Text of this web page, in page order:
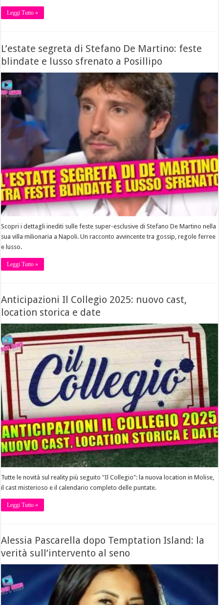
Leggi Tutto »
L’estate segreta di Stefano De Martino: feste
blindate e lusso sfrenato a Posillipo
Scopri i dettagli inediti sulle feste super-esclusive di Stefano De Martino nella
sua villa milionaria a Napoli. Un racconto avvincente tra gossip, regole ferree
e lusso.
Leggi Tutto »
Anticipazioni Il Collegio 2025: nuovo cast,
location storica e date
Tutte le novità sul reality più seguito "Il Collegio": la nuova location in Molise,
il cast misterioso e il calendario completo delle puntate.
Leggi Tutto »
Alessia Pascarella dopo Temptation Island: la
verità sull’intervento al seno